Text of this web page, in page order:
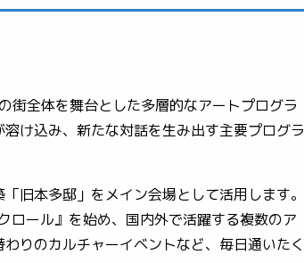
全体を舞台とした多層的なアートプログラ
け込み、新たな対話を生み出す主要プログラ
旧本多邸」をメイン会場として活用します。
ロール』を始め、国内外で活躍する複数のア
りのカルチャーイベントなど、毎日通いたく